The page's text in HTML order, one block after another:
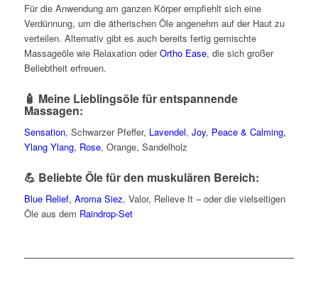
Für die Anwendung am ganzen Körper empfiehlt sich eine
Verdünnung, um die ätherischen Öle angenehm auf der Haut zu
verteilen. Alternativ gibt es auch bereits fertig gemischte
Massageöle wie Relaxation oderOrtho Ease, die sich großer
Beliebtheit erfreuen.
🧴 Meine Lieblingsöle für entspannende
Massagen:
Sensation, Schwarzer Pfeffer, Lavendel, Joy, Peace & Calming,
Ylang Ylang, Rose, Orange, Sandelholz
💪 Beliebte Öle für den muskulären Bereich:
Blue Relief, Aroma Siez, Valor, Relieve It – oder die vielseitigen
Öle aus dem Raindrop-Set